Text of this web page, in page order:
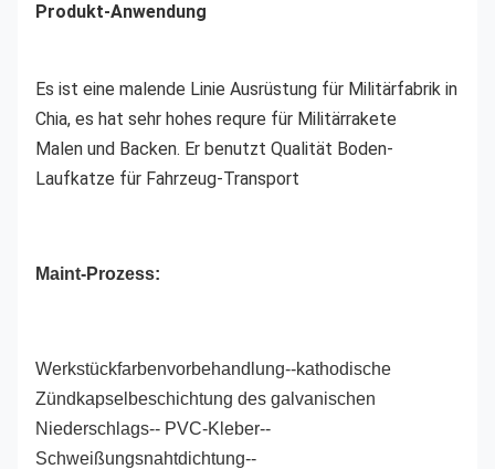
Produkt-Anwendung
Es ist eine malende Linie Ausrüstung für Militärfabrik in
Chia, es hat sehr hohes requre für Militärrakete
Malen und Backen. Er benutzt Qualität Boden-
Laufkatze für Fahrzeug-Transport
Maint-Prozess:
Werkstückfarbenvorbehandlung--kathodische
Zündkapselbeschichtung des galvanischen
Niederschlags-- PVC-Kleber--
Schweißungsnahtdichtung--